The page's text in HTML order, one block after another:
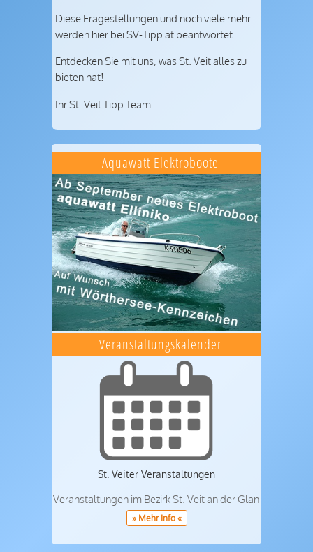
Diese Fragestellungen und noch viele mehr
werden hier bei SV-Tipp.at beantwortet.
Entdecken Sie mit uns, was St. Veit alles zu
bieten hat!
Ihr St. Veit Tipp Team
Aquawatt Elektroboote
Veranstaltungskalender
St. Veiter Veranstaltungen
Veranstaltungen im Bezirk St. Veit an der Glan
» Mehr Info «